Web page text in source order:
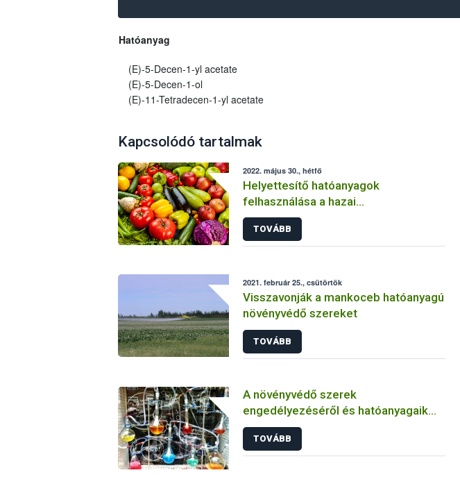
Hatóanyag
(E)-5-Decen-1-yl acetate
(E)-5-Decen-1-ol
(E)-11-Tetradecen-1-yl acetate
Kapcsolódó tartalmak
2022. május 30., hétfő
Helyettesítő hatóanyagok
felhasználása a hazai
növényvédelemben
TOVÁBB
2021. február 25., csütörtök
Visszavonják a mankoceb hatóanyagú
növényvédő szereket
TOVÁBB
A növényvédő szerek
engedélyezéséről és hatóanyagaik
vizsgálatáról
TOVÁBB